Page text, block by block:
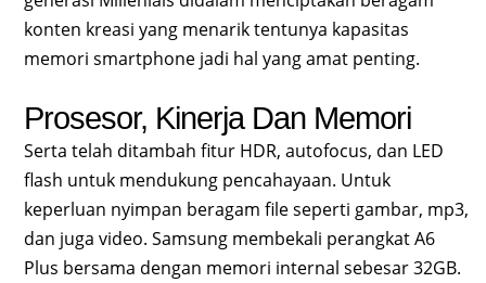
konten kreasi yang menarik tentunya kapasitas
memori smartphone jadi hal yang amat penting.
Prosesor, Kinerja Dan Memori
Serta telah ditambah fitur HDR, autofocus, dan LED
flash untuk mendukung pencahayaan. Untuk
keperluan nyimpan beragam file seperti gambar, mp3,
dan juga video. Samsung membekali perangkat A6
Plus bersama dengan memori internal sebesar 32GB.